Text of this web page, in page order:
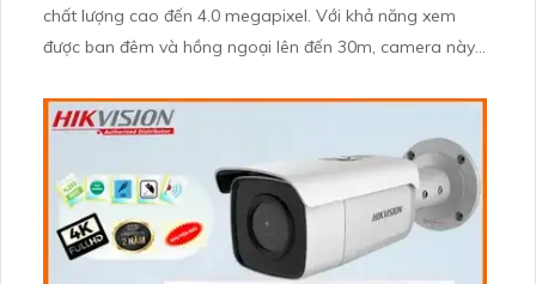
chất lượng cao đến 4.0 megapixel. Với khả năng xem
được ban đêm và hồng ngoại lên đến 30m, camera này
nghệ IP Wifi, camera không giảm chất lượng hồng ngoại
SMD, phù hợp cho căn hộ, nhà phố Dome Plastic